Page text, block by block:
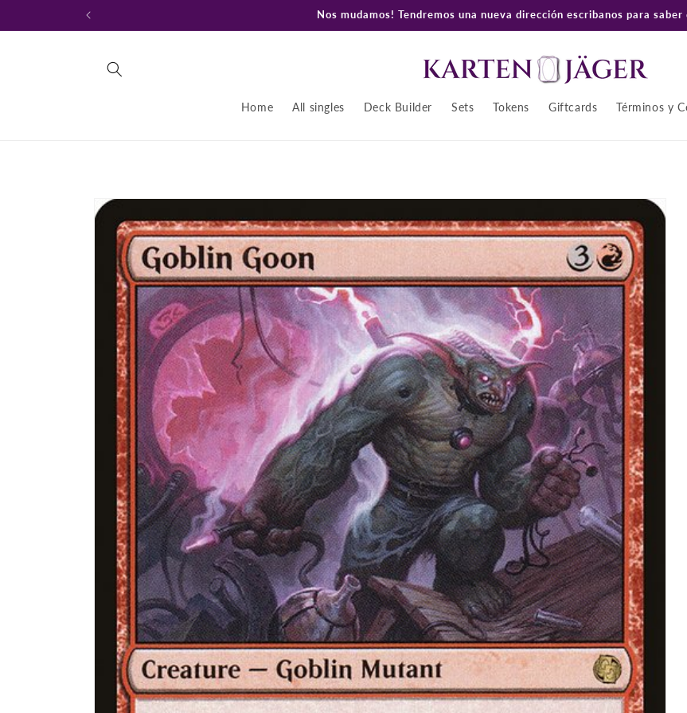
directamente
al contenido
Nos mudamos! Tendremos una nueva dirección escribanos para saber
Home All singles Deck Builder Sets Tokens Giftcards Términos y
directamente
información
del producto